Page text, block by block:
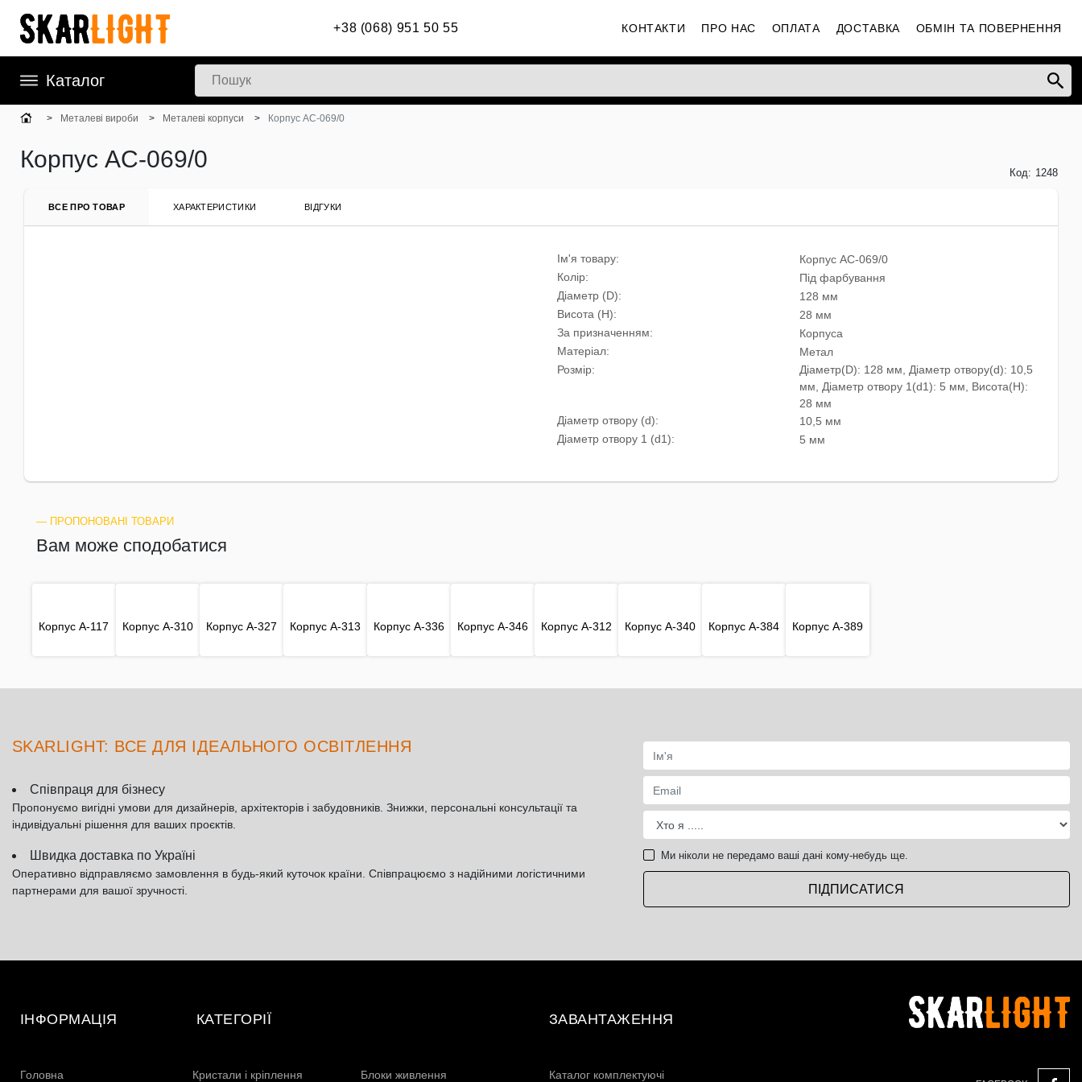
+38 (068) 951 50 55 КОНТАКТИ ПРО НАС ОПЛАТА ДОСТАВКА ОБМІН ТА ПОВЕРНЕННЯ
Каталог
Металеві вироби Металеві корпуси Корпус AC-069/0
Корпус AC-069/0
Код: 1248
ВСЕ ПРО ТОВАР ХАРАКТЕРИСТИКИ ВІДГУКИ
Ім'я товару:
Корпус AC-069/0
Колір:
Під фарбування
Діаметр (D):
128 мм
Висота (H):
28 мм
За призначенням:
Корпуса
Матеріал:
Метал
Розмiр:
Діаметр(D): 128 мм, Діаметр отвору(d): 10,5
мм, Діаметр отвору 1(d1): 5 мм, Висота(H):
28 мм
Діаметр отвору (d):
10,5 мм
Діаметр отвору 1 (d1):
5 мм
― ПРОПОНОВАНІ ТОВАРИ
Вам може сподобатися
Корпус A-117 Корпус A-310 Корпус A-327 Корпус A-313 Корпус A-336 Корпус A-346 Корпус A-312 Корпус A-340 Корпус A-384 Корпус A-389
SKARLIGHT: ВСЕ ДЛЯ ІДЕАЛЬНОГО ОСВІТЛЕННЯ
Співпраця для бізнесу
Пропонуємо вигідні умови для дизайнерів, архітекторів і забудовників. Знижки, персональні консультації та
індивідуальні рішення для ваших проєктів.
Швидка доставка по Україні
Оперативно відправляємо замовлення в будь-який куточок країни. Співпрацюємо з надійними логістичними
партнерами для вашої зручності.
Ми ніколи не передамо ваші дані кому-небудь ще.
ПІДПИСАТИСЯ
ІНФОРМАЦІЯ
Головна
КАТЕГОРІЇ
Кристали і кріплення Блоки живлення
ЗАВАНТАЖЕННЯ
Каталог комплектуючі